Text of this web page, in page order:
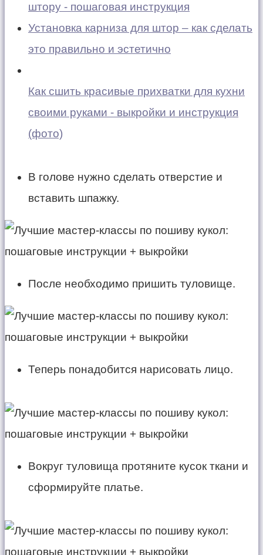
штору - пошаговая инструкция
Установка карниза для штор – как сделать
это правильно и эстетично
Как сшить красивые прихватки для кухни
своими руками - выкройки и инструкция
(фото)
В голове нужно сделать отверстие и
вставить шпажку.
После необходимо пришить туловище.
Теперь понадобится нарисовать лицо.
Вокруг туловища протяните кусок ткани и
сформируйте платье.